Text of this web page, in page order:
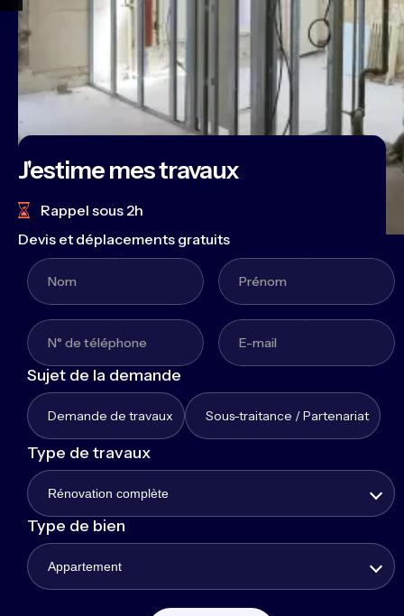
J'estime mes travaux
Rappel sous 2h
Devis et déplacements gratuits
Sujet de la demande
Demande de travaux Sous-traitance / Partenariat
Type de travaux
Rénovation complète
Type de bien
Appartement